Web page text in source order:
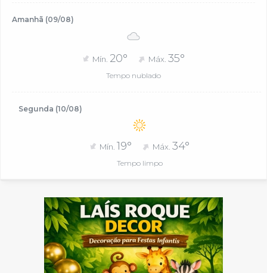
Amanhã (09/08)
Mín. 20° Máx. 35°
Tempo nublado
Segunda (10/08)
Mín. 19° Máx.34°
Tempo limpo